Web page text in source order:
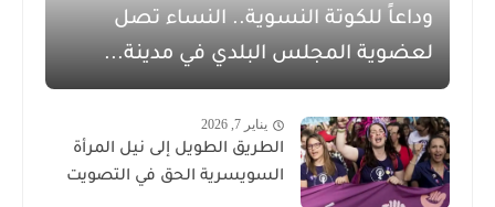
وداعاً للكوتة النسوية.. النساء تصل
لعضوية المجلس البلدي في مدينة...
يناير 7, 2026
الطريق الطويل إلى نيل المرأة
السويسرية الحق في التصويت